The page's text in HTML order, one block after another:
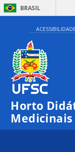
BRASIL
Horto
Medicinais